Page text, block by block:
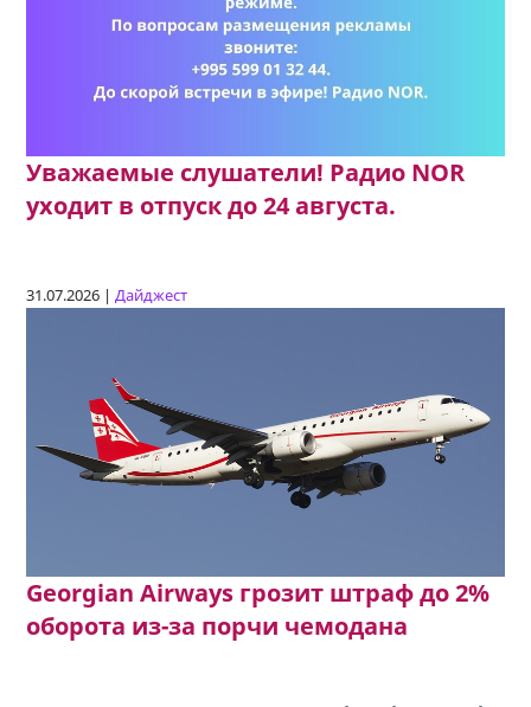
Уважаемые слушатели! Радио NOR
уходит в отпуск до 24 августа.
31.07.2026 |Дайджест
Georgian Airways грозит штраф до 2%
оборота из-за порчи чемодана